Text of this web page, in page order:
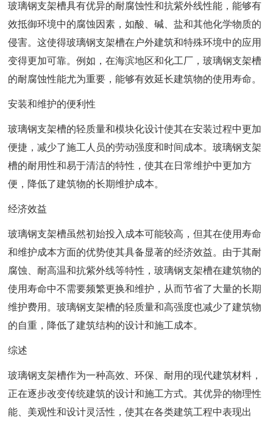
玻璃钢支架槽具有优异的耐腐蚀性和抗紫外线性能，能够有
效抵御环境中的腐蚀因素，如酸、碱、盐和其他化学物质的
侵害。这使得玻璃钢支架槽在户外建筑和特殊环境中的应用
变得更加可靠。例如，在海滨地区和化工厂，玻璃钢支架槽
的耐腐蚀性能尤为重要，能够有效延长建筑物的使用寿命。
安装和维护的便利性
玻璃钢支架槽的轻质量和模块化设计使其在安装过程中更加
便捷，减少了施工人员的劳动强度和时间成本。玻璃钢支架
槽的耐用性和易于清洁的特性，使其在日常维护中更加方
便，降低了建筑物的长期维护成本。
经济效益
玻璃钢支架槽虽然初始投入成本可能较高，但其在使用寿命
和维护成本方面的优势使其具备显著的经济效益。由于其耐
腐蚀、耐高温和抗紫外线等特性，玻璃钢支架槽在建筑物的
使用寿命中不需要频繁更换和维护，从而节省了大量的长期
维护费用。玻璃钢支架槽的轻质量和高强度也减少了建筑物
的自重，降低了建筑结构的设计和施工成本。
综述
玻璃钢支架槽作为一种高效、环保、耐用的现代建筑材料，
正在逐步改变传统建筑的设计和施工方式。其优异的物理性
能、美观性和设计灵活性，使其在各类建筑工程中表现出